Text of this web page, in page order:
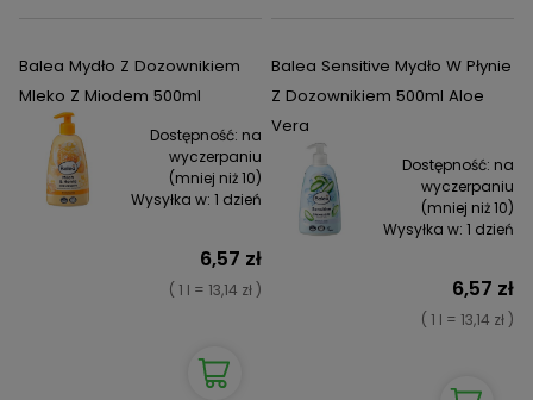
Balea Mydło Z Dozownikiem
Mleko Z Miodem 500ml
Dostępność: na
wyczerpaniu
(mniej niż 10)
Wysyłka w: 1 dzień
6,57 zł
( 1 l = 13,14 zł )
Balea Sensitive Mydło W Płynie
Z Dozownikiem 500ml Aloe
Vera
Dostępność: na
wyczerpaniu
(mniej niż 10)
Wysyłka w: 1 dzień
6,57 zł
( 1 l = 13,14 zł )